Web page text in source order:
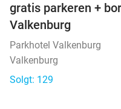
gratis parkeren +
Valkenburg
Parkhotel Valkenburg
Valkenburg
Solgt: 129